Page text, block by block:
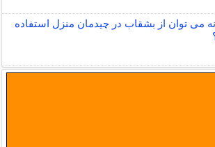
می توان از بشقاب در چیدمان منزل استفاده